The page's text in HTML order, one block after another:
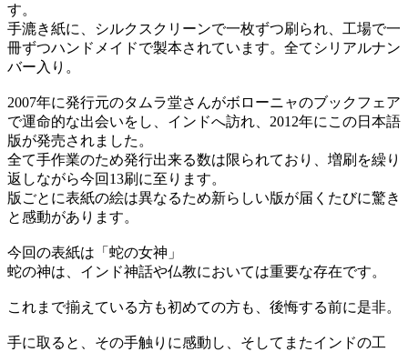
す。
手漉き紙に、シルクスクリーンで一枚ずつ刷られ、工場で一
冊ずつハンドメイドで製本されています。全てシリアルナン
バー入り。
2007年に発行元のタムラ堂さんがボローニャのブックフェア
で運命的な出会いをし、インドへ訪れ、2012年にこの日本語
版が発売されました。
全て手作業のため発行出来る数は限られており、増刷を繰り
返しながら今回13刷に至ります。
版ごとに表紙の絵は異なるため新らしい版が届くたびに驚き
と感動があります。
今回の表紙は「蛇の女神」
蛇の神は、インド神話や仏教においては重要な存在です。
これまで揃えている方も初めての方も、後悔する前に是非。
手に取ると、その手触りに感動し、そしてまたインドの工